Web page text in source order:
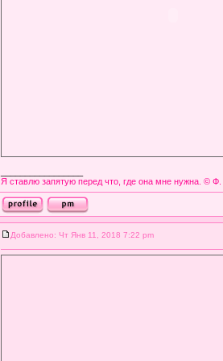
Я ставлю запятую перед что, где она мне нужна. © Ф.
Добавлено: Чт Янв 11, 2018 7:22 pm